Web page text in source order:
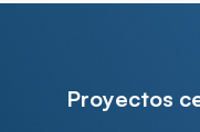
Proyectos